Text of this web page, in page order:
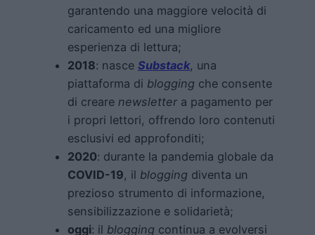
garantendo una maggiore velocità di
caricamento ed una migliore
esperienza di lettura;
2018: nasce Substack, una
piattaforma di blogging che consente
di creare newslettera pagamento per
i propri lettori, offrendo loro contenuti
esclusivi ed approfonditi;
2020: durante la pandemia globale da
COVID-19, il blogging diventa un
prezioso strumento di informazione,
sensibilizzazione e solidarietà;
oggi: il blogging continua a evolversi